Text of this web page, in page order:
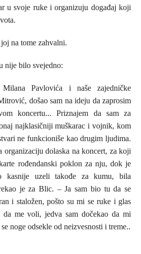
u svoje ruke i organizuju događaj koji
na tome zahvalni.
nije bilo svejedno:
Pavlovića i naše zajedničke
došao sam na ideju da zaprosim
koncertu...Priznajem da sam za
najklasičniji muškarac i vojnik, kom
ne funkcioniše kao drugim ljudima.
organizaciju dolaska na koncert, za koji
rođendanski poklon za nju, dok je
kasnije uzeli takođe za kumu, bila
je za Blic. –Ja sam bio tu da se
i staložen, pošto su mi se ruke i glas
da me voli, jedva sam dočekao da mi
noge odsekle od neizvesnosti i treme..